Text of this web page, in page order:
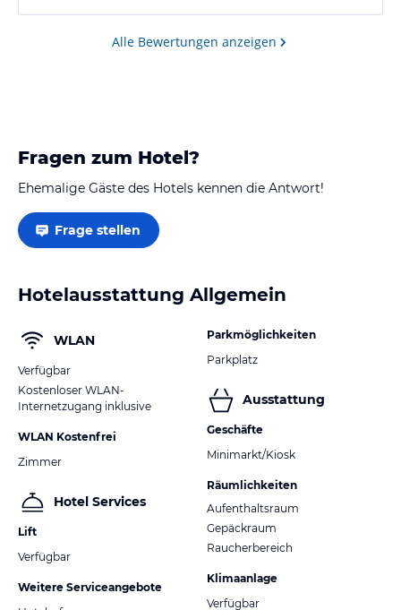
Alle Bewertungen anzeigen
Fragen zum Hotel?
Ehemalige Gäste des Hotels kennen die Antwort!
Frage stellen
Hotelausstattung Allgemein
WLAN
Verfügbar
Kostenloser WLAN-
Internetzugang inklusive
WLAN Kostenfrei
Zimmer
Hotel Services
Lift
Verfügbar
Weitere Serviceangebote
Parkmöglichkeiten
Parkplatz
Ausstattung
Geschäfte
Minimarkt/Kiosk
Räumlichkeiten
Aufenthaltsraum
Gepäckraum
Raucherbereich
Klimaanlage
Verfügbar